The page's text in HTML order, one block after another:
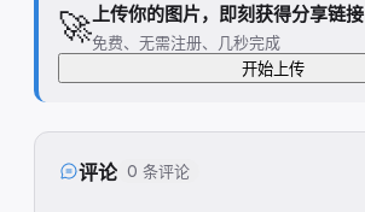
🚀上传你的图片，即刻获得分享链接
免费、无需注册、几秒完成
开始上传
评论 0 条评论